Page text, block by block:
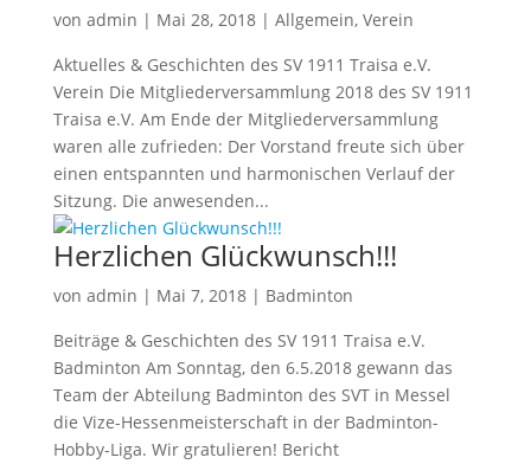
von admin | Mai 28, 2018| Allgemein, Verein
Aktuelles & Geschichten des SV 1911 Traisa e.V.
Verein Die Mitgliederversammlung 2018 des SV 1911
Traisa e.V. Am Ende der Mitgliederversammlung
waren alle zufrieden: Der Vorstand freute sich über
einen entspannten und harmonischen Verlauf der
Sitzung. Die anwesenden...
Herzlichen Glückwunsch!!!
von admin | Mai 7, 2018| Badminton
Beiträge & Geschichten des SV 1911 Traisa e.V.
Badminton Am Sonntag, den 6.5.2018 gewann das
Team der Abteilung Badminton des SVT in Messel
die Vize-Hessenmeisterschaft in der Badminton-
Hobby-Liga. Wir gratulieren! Bericht